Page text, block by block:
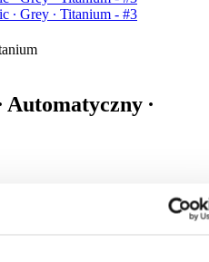
Automatyczny ∙